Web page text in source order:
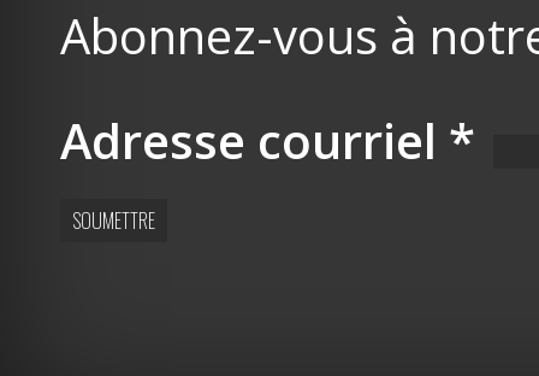
Abonnez-vous à
Adresse courriel *
SOUMETTRE